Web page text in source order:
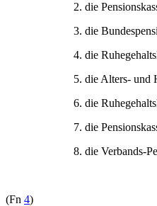
2. die
3. die
4. die
5. die Alters- und
6. die
7. die
8. die Verbands-
(Fn 4)